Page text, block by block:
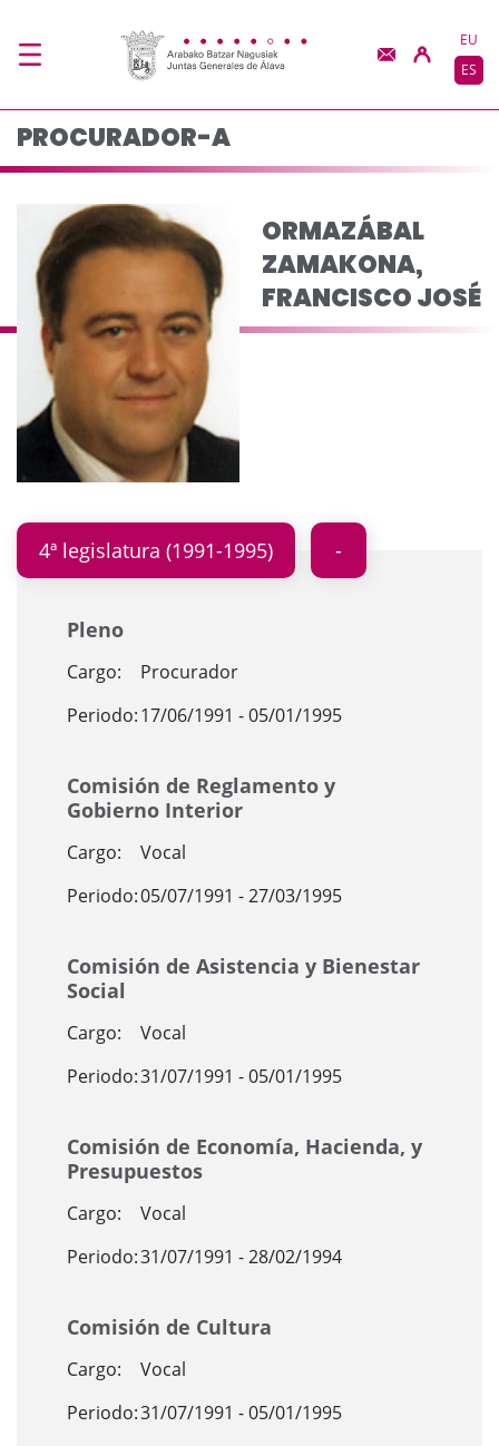
ORMAZÁBAL
EU
ES
PROCURADOR-A
ORMAZÁBAL
ZAMAKONA,
FRANCISCO JOSÉ
4ª legislatura (1991-1995)
Pleno
Cargo:
Procurador
Periodo:17/06/1991 - 05/01/1995
Comisión de Reglamento y
Gobierno Interior
Cargo:
Vocal
Periodo:05/07/1991 - 27/03/1995
Comisión de Asistencia y Bienestar
Social
Cargo:
Vocal
Periodo:31/07/1991 - 05/01/1995
Comisión de Economía, Hacienda, y
Presupuestos
Cargo:
Vocal
Periodo:31/07/1991 - 28/02/1994
Comisión de Cultura
Cargo:
Vocal
Periodo:31/07/1991 - 05/01/1995